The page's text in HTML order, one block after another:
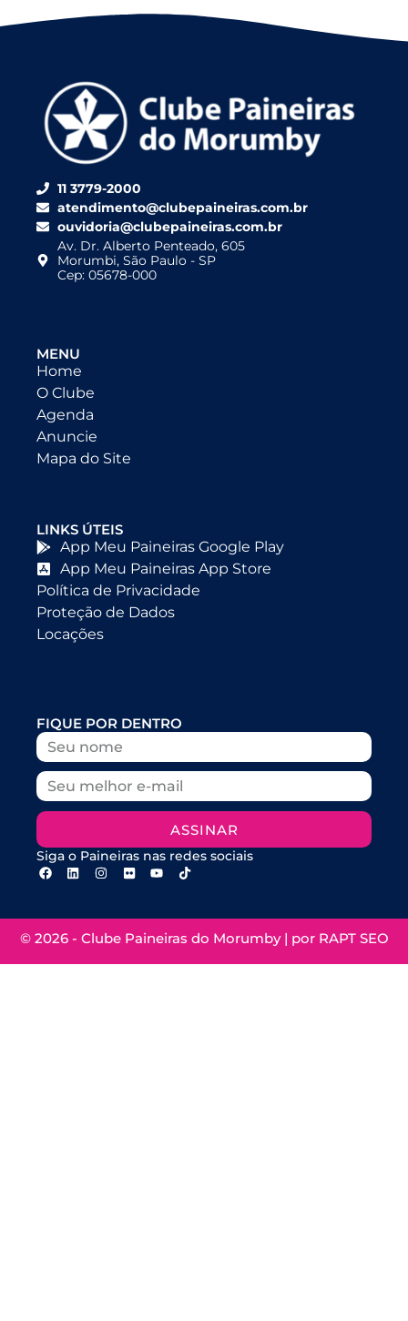
11 3779-2000
atendimento@clubepaineiras.com.br
ouvidoria@clubepaineiras.com.br
Av. Dr. Alberto Penteado, 605
Morumbi, São Paulo - SP
Cep: 05678-000
MENU
Home
O Clube
Agenda
Anuncie
Mapa do Site
LINKS ÚTEIS
App Meu Paineiras Google Play
App Meu Paineiras App Store
Política de Privacidade
Proteção de Dados
Locações
FIQUE POR DENTRO
ASSINAR
Siga o Paineiras nas redes sociais
© 2026 - Clube Paineiras do Morumby | por RAPT SEO